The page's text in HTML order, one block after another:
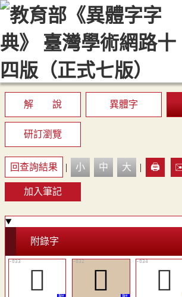
::: 最新消息 常見問題 編輯說明
顯示模式
網站導覽
解 說 異體字
研訂瀏覽
回查詢結果 | 小 中 大 | 🖨️
加入筆記
附錄字
󳼙 󳼘 󳼚